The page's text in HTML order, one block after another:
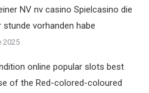
NV nv casino Spielcasino die
stunde vorhanden habe
2025
online popular slots best
of the Red-colored-coloured